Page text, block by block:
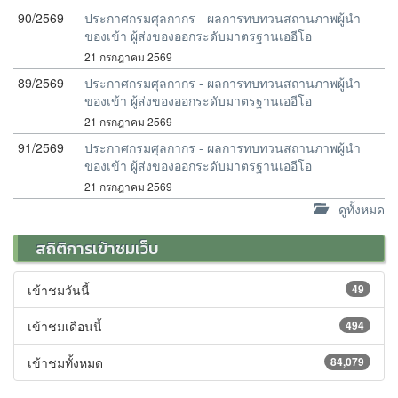
90/2569
ประกาศกรมศุลกากร - ผลการทบทวนสถานภาพผู้นำ
ของเข้า ผู้ส่งของออกระดับมาตรฐานเออีโอ
21 กรกฎาคม 2569
89/2569
ประกาศกรมศุลกากร - ผลการทบทวนสถานภาพผู้นำ
ของเข้า ผู้ส่งของออกระดับมาตรฐานเออีโอ
21 กรกฎาคม 2569
91/2569
ประกาศกรมศุลกากร - ผลการทบทวนสถานภาพผู้นำ
ของเข้า ผู้ส่งของออกระดับมาตรฐานเออีโอ
21 กรกฎาคม 2569
ดูทั้งหมด
สถิติการเข้าชมเว็บ
49
เข้าชมวันนี้
494
เข้าชมเดือนนี้
84,079
เข้าชมทั้งหมด